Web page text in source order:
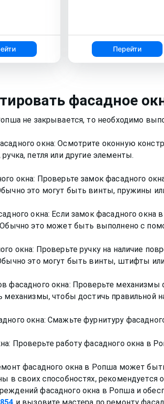
Перейти
фасадное
не закрывается, то необходимо
окна: Осмотрите оконную
петля или другие элементы.
окна: Проверьте замок фасадного
это могут быть винты, пружины
окна: Если замок фасадного
Обычно это может быть выполнено с
окна: Проверьте ручку на наличие
это могут быть винты, штифты
фасадного окна: Проверьте
механизмы, чтобы достичь правильной
окна: Смажьте фурнитуру
Проверьте работу фасадного окна в
фасадного окна в Ропша может
в своих способностях,
фасадного окна в Ропша и